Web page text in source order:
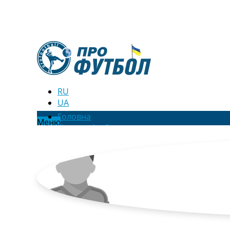
RU
UA
МенюГоловна
Новини футболу
Футбольні трансфери
Останні коментарі
Конкурс прогнозів
Логін
Рейтінги